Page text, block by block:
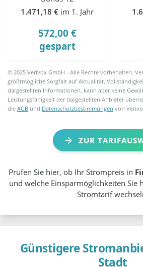
1.471,18 € im 1. Jahr
572,00 €
gespart
© 2025 Verivox GmbH - Alle Rechte vorbehalten.
größtmögliche Sorgfalt auf Aktualität,
dargestellten Informationen, kann aber keine
Leistungsfähigkeit der dargestellten Anbieter
dieAGB und Datenschutzbestimmungen von
ZUR
Prüfen Sie hier, ob Ihr Strompreis in
und welche Einsparmöglichkeiten Sie
Stromtarif
Günstigere
Stadt